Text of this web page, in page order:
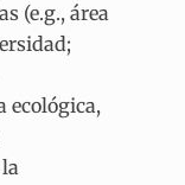
(e.g., área
ecológica,